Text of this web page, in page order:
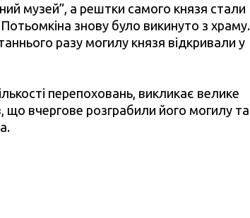
музей”, а рештки самого князя стали
знову було викинуто з храму.
разу могилу князя відкривали у
перепоховань, викликає велике
що вчергове розграбили його могилу та